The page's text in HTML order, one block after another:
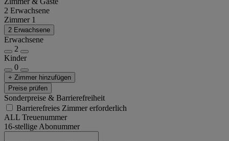
2 Erwachsene
Zimmer 1
2 Erwachsene
Erwachsene
2
Kinder
0
+ Zimmer hinzufügen
Preise prüfen
Sonderpreise & Barrierefreiheit
Barrierefreies Zimmer erforderlich
ALL Treuenummer
16-stellige Abonummer